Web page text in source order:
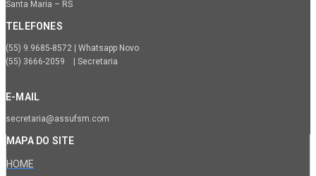
Santa Maria – RS
TELEFONES
(55) 9.9685-8572 | Whatsapp Novo
(55) 3666-2059 | Secretaria
E-MAIL
secretaria@assufsm.com
MAPA DO SITE
HOME